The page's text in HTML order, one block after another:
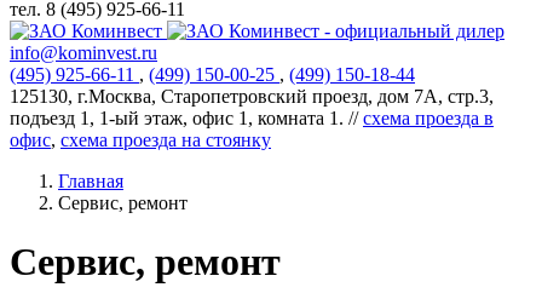
тел. 8 (495) 925-66-11
info@kominvest.ru
(495) 925-66-11 , (499) 150-00-25 , (499) 150-18-44
125130, г.Москва, Старопетровский проезд, дом 7А, стр.3,
подъезд 1, 1-ый этаж, офис 1, комната 1. //схема проезда в
офис, схема проезда на стоянку
Главная
Сервис, ремонт
Сервис, ремонт